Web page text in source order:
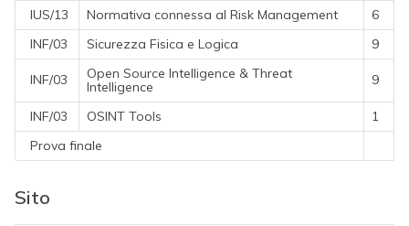
IUS/13 Normativa connessa al Risk Management
6
INF/03
Sicurezza Fisica e Logica 9
INF/03
Open Source Intelligence & Threat
Intelligence
9
INF/03 OSINT Tools
1
Prova finale
Sito